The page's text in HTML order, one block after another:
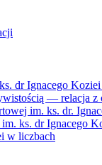
dr Ignacego
— relacja
im. ks. dr.
ks. dr Ignacego
w liczbach